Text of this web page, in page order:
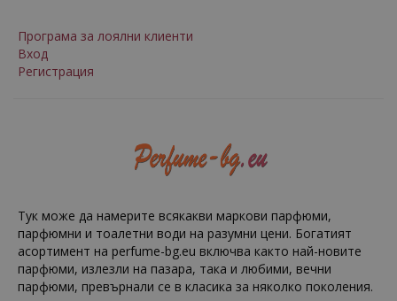
Програма за лоялни клиенти
Вход
Регистрация
Тук може да намерите всякакви маркови парфюми,
парфюмни и тоалетни води на разумни цени. Богатият
асортимент на perfume-bg.eu включва както най-новите
парфюми, излезли на пазара, така и любими, вечни
парфюми, превърнали се в класика за няколко поколения.